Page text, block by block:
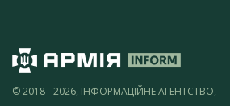
© 2018 - 2026, ІНФОРМАЦІЙНЕ АГЕНТСТВО,